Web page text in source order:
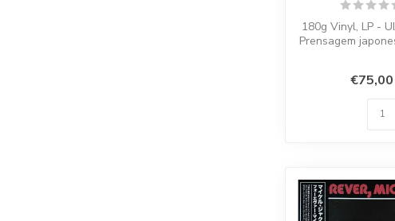
180g Vinyl, LP -
Prensagem
€75,00